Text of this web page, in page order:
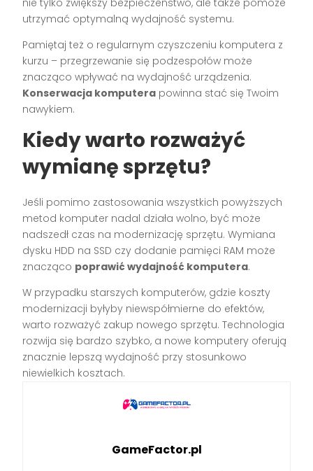
utrzymać optymalną wydajność systemu.
Pamiętaj też o regularnym czyszczeniu komputera z
kurzu – przegrzewanie się podzespołów może
znacząco wpływać na wydajność urządzenia.
Konserwacja komputera powinna stać się Twoim
nawykiem.
Kiedy warto rozważyć
wymianę sprzętu?
Jeśli pomimo zastosowania wszystkich powyższych
metod komputer nadal działa wolno, być może
nadszedł czas na modernizację sprzętu. Wymiana
dysku HDD na SSD czy dodanie pamięci RAM może
znacząco poprawić wydajność komputera.
W przypadku starszych komputerów, gdzie koszty
modernizacji byłyby niewspółmierne do efektów,
warto rozważyć zakup nowego sprzętu. Technologia
rozwija się bardzo szybko, a nowe komputery oferują
znacznie lepszą wydajność przy stosunkowo
niewielkich kosztach.
GameFactor.pl